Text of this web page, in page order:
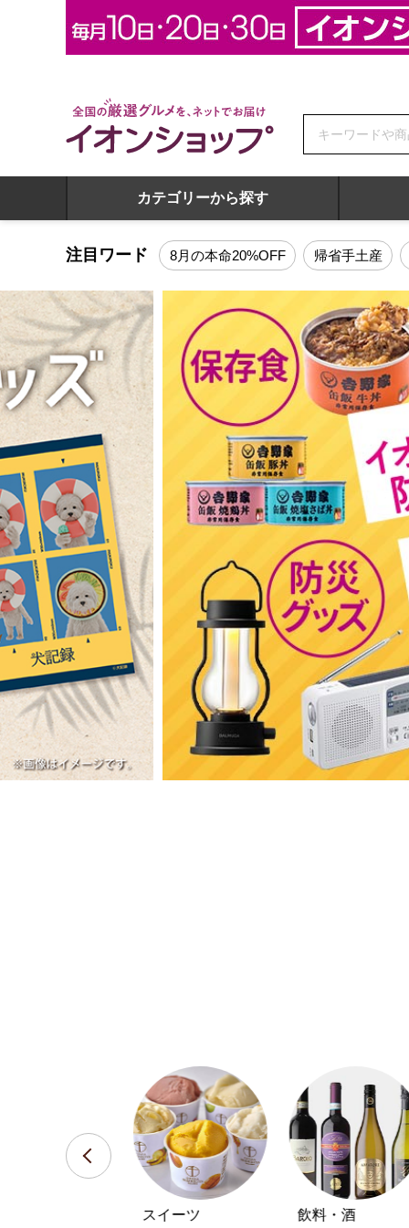
全国の厳選グルメを、ネットでお届け イオンショップ
カテゴリーから探す
全国の厳選グルメを、ネットでお届け イオンショップ トッ
注目ワード 8月の本命20%OFF 帰省手土産
スイーツ 飲料・酒